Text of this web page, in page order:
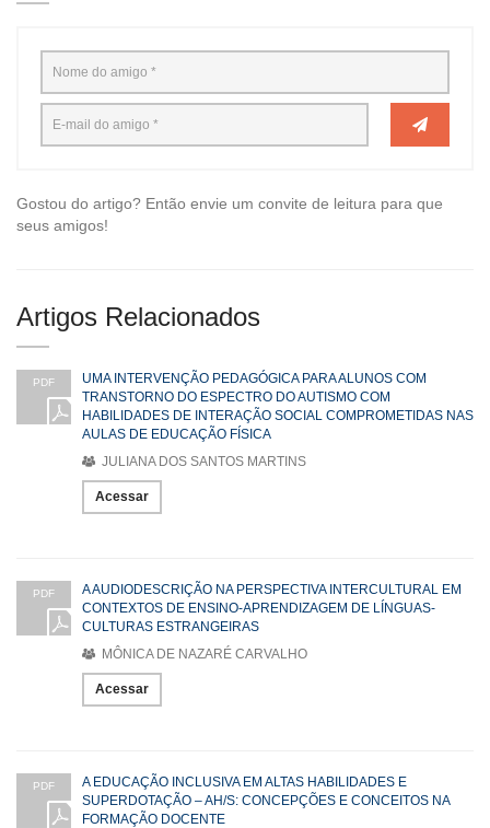
Gostou do artigo? Então envie um convite de leitura para que
seus amigos!
Artigos Relacionados
PDF
UMA INTERVENÇÃO PEDAGÓGICA PARA ALUNOS COM
TRANSTORNO DO ESPECTRO DO AUTISMO COM
HABILIDADES DE INTERAÇÃO SOCIAL COMPROMETIDAS NAS
AULAS DE EDUCAÇÃO FÍSICA
JULIANA DOS SANTOS MARTINS
Acessar
PDF
A AUDIODESCRIÇÃO NA PERSPECTIVA INTERCULTURAL EM
CONTEXTOS DE ENSINO-APRENDIZAGEM DE LÍNGUAS-
CULTURAS ESTRANGEIRAS
MÔNICA DE NAZARÉ CARVALHO
Acessar
PDF
A EDUCAÇÃO INCLUSIVA EM ALTAS HABILIDADES E
SUPERDOTAÇÃO – AH/S: CONCEPÇÕES E CONCEITOS NA
FORMAÇÃO DOCENTE